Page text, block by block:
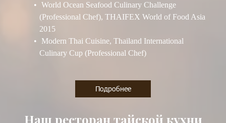
World Ocean Seafood Culinary Challenge
(Professional Chef), THAIFEX World of Food Asia
2015
Modern Thai Cuisine, Thailand International
Culinary Cup (Professional Chef)
Подробнее
Наш ресторан тайской кухни